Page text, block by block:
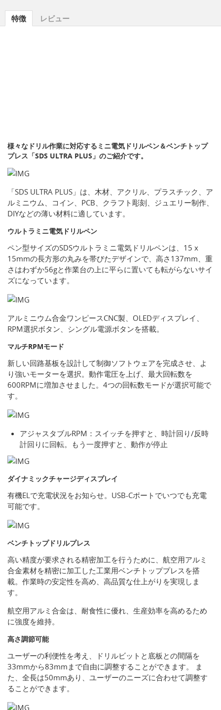
特徴 レビュー
様々なドリル作業に対応するミニ電気ドリルペン＆ベンチトップ
プレス「SDS ULTRA PLUS」のご紹介です。
「SDS ULTRA PLUS」は、木材、アクリル、プラスチック、ア
ルミニウム、コイン、PCB、クラフト彫刻、ジュエリー制作、
DIYなどの薄い材料に適しています。
ウルトラミニ電気ドリルペン
ペン型サイズのSDSウルトラミニ電気ドリルペンは、15 x
15mmの長方形の丸みを帯びたデザインで、高さ137mm、重
さはわずか56gと作業台の上に平らに置いても転がらないサイ
ズになっています。
アルミニウム合金ワンピースCNC製、OLEDディスプレイ、
RPM選択ボタン、シングル電源ボタンを搭載。
マルチRPMモード
新しい回路基板を設計して制御ソフトウェアを完成させ、よ
り強いモーターを選択。動作電圧を上げ、最大回転数を
600RPMに増加させました。4つの回転数モードが選択可能で
す。
アジャスタブルRPM：スイッチを押すと、時計回り/反時
計回りに回転。もう一度押すと、動作が停止
ダイナミックチャージディスプレイ
有機ELで充電状況をお知らせ。USB-Cポートでいつでも充電
可能です。
ベンチトップドリルプレス
高い精度が要求される精密加工を行うために、航空用アルミ
合金素材を精密に加工した工業用ベンチトッププレスを搭
載。作業時の安定性を高め、高品質な仕上がりを実現しま
す。
航空用アルミ合金は、耐食性に優れ、生産効率を高めるため
に強度を維持。
高さ調節可能
ユーザーの利便性を考え、ドリルビットと底板との間隔を
33mmから83mmまで自由に調整することができます。 ま
た、全長は50mmあり、ユーザーのニーズに合わせて調整す
ることができます。